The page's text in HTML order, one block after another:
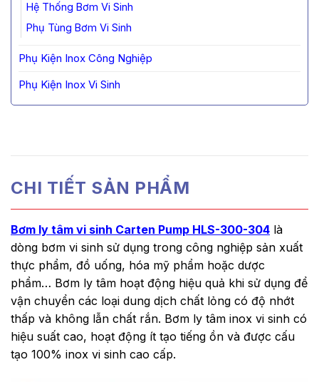
Hệ Thống Bơm Vi Sinh
Phụ Tùng Bơm Vi Sinh
Phụ Kiện Inox Công Nghiệp
Phụ Kiện Inox Vi Sinh
CHI TIẾT SẢN PHẨM
Bơm ly tâm vi sinh Carten Pump HLS-300-304 là
dòng bơm vi sinh sử dụng trong công nghiệp sản xuất
thực phẩm, đồ uống, hóa mỹ phẩm hoặc dược
phẩm… Bơm ly tâm hoạt động hiệu quả khi sử dụng để
vận chuyển các loại dung dịch chất lỏng có độ nhớt
thấp và không lẫn chất rắn. Bơm ly tâm inox vi sinh có
hiệu suất cao, hoạt động ít tạo tiếng ồn và được cấu
tạo 100% inox vi sinh cao cấp.